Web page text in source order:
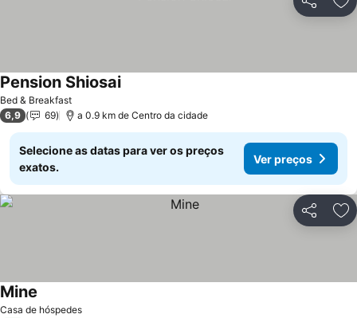
Partilhar
Bed & Breakfast
Pension ShiosaiVer preços
6,9 69 a 0.9 km de Centro da cidade
Selecione as datas para ver os preços
exatos.
Ver preços
Partilhar
Casa de hóspedes
Mine